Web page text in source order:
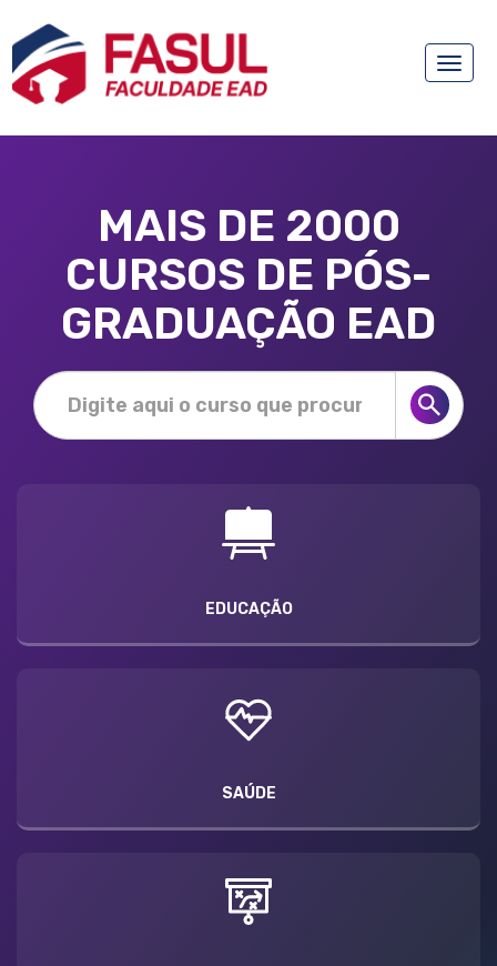
Toggle
MAIS DE 2000
CURSOS DE PÓS-
GRADUAÇÃO EAD
EDUCAÇÃO
SAÚDE